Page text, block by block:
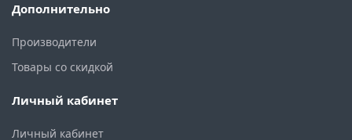
Дополнительно
Производители
Товары со скидкой
Личный кабинет
Личный кабинет